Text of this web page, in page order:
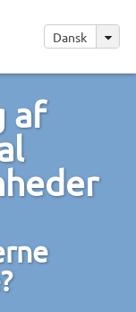
Dansk
af